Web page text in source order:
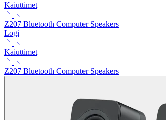
Kaiuttimet
Z207 Bluetooth Computer Speakers
Logi
Kaiuttimet
Z207 Bluetooth Computer Speakers